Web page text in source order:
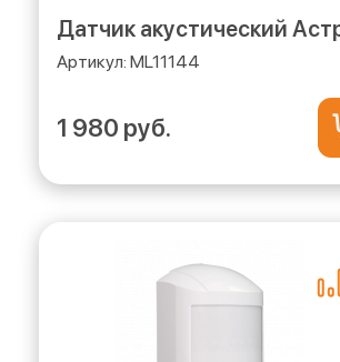
Датчик акустический
ML11144
1 980 руб.